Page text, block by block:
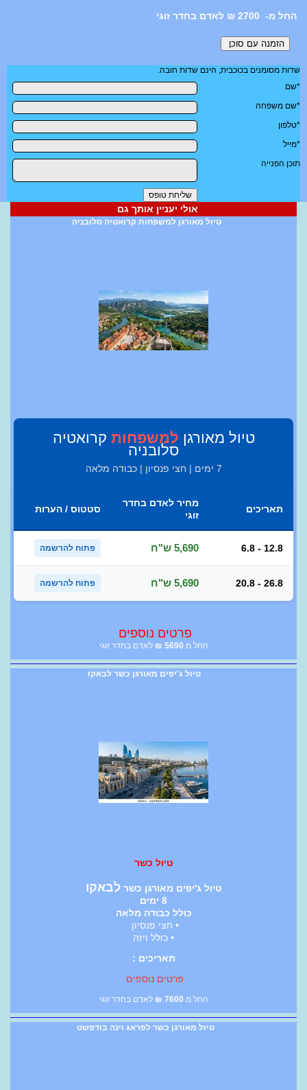
2700 ₪ לאדם בחדר זוגי
שדות מסומנים בכוכבית, הינם שדות חובה.
*שם
*שם משפחה
*טלפון
*מייל
תוכן הפנייה
אולי יעניין אותך גם
טיול מאורגן למשפחות קרואטיה סלובניה
טיול מאורגן למשפחות קרואטיה
סלובניה
7 ימים | חצי פנסיון | כבודה מלאה
תאריכים
מחיר לאדם בחדר
זוגי
סטטוס / הערות
6.8 - 12.8 5,690 ש"ח פתוח להרשמה
20.8 - 26.8 5,690 ש"ח פתוח להרשמה
פרטים נוספים
החל מ 5690
₪ לאדם בחדר זוגי
טיול ג'יפים מאורגן כשר לבאקו
טיול כשר
טיול ג'יפים מאורגן כשרלבאקו
8 ימים
כולל כבודה מלאה
• חצי פנסיון
• כולל ויזה
תאריכים :
פרטים נוספים
החל מ 7600
₪ לאדם בחדר זוגי
טיול מאורגן כשר לפראג וינה בודפשט